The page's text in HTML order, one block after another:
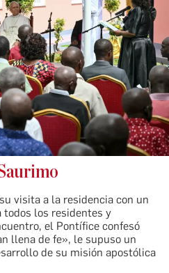
visita a la residencia con un
todos los residentes y
el Pontífice confesó
llena de fe», le supuso un
de su misión apostólica